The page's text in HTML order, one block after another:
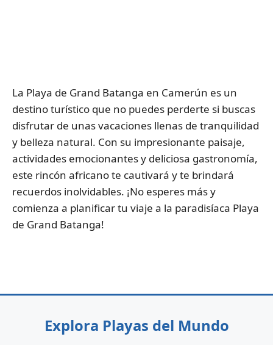
La Playa de Grand Batanga en Camerún es un
destino turístico que no puedes perderte si buscas
disfrutar de unas vacaciones llenas de tranquilidad
y belleza natural. Con su impresionante paisaje,
actividades emocionantes y deliciosa gastronomía,
este rincón africano te cautivará y te brindará
recuerdos inolvidables. ¡No esperes más y
comienza a planificar tu viaje a la paradisíaca Playa
de Grand Batanga!
Explora Playas del Mundo